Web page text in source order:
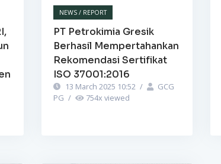
NEWS / REPORT
PT Petrokimia Gresik
Berhasil Mempertahankan
Rekomendasi Sertifikat
ISO 37001:2016
13 March 2025 10:52 /
GCG
PG / 754x viewed